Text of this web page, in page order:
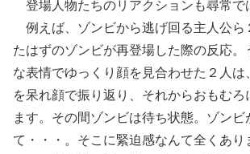
登場人物たちのリアクションも尋常で
例えば、ゾンビから逃げ回る主人公ら
たはずのゾンビが再登場した際の反応。
な表情でゆっくり顔を見合わせた２人は
を呆れ顔で振り返り、それからおもむろ
ます。その間ゾンビは待ち状態。ゾンビ
て・・・。そこに緊迫感なんて全くあり